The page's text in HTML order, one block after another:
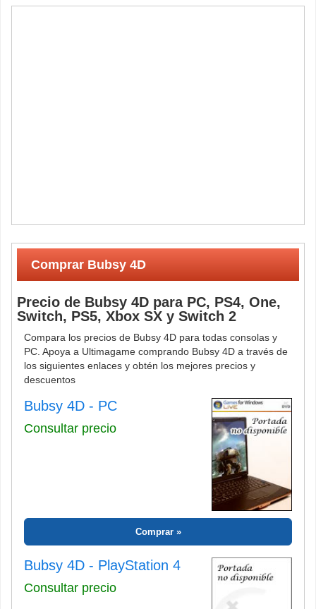
Comprar Bubsy 4D
Precio de Bubsy 4D para PC, PS4, One,
Switch, PS5, Xbox SX y Switch 2
Compara los precios de Bubsy 4D para todas consolas y
PC. Apoya a Ultimagame comprando Bubsy 4D a través de
los siguientes enlaces y obtén los mejores precios y
descuentos
Bubsy 4D - PC
Consultar precio
Comprar
Bubsy 4D - PlayStation 4
Consultar precio